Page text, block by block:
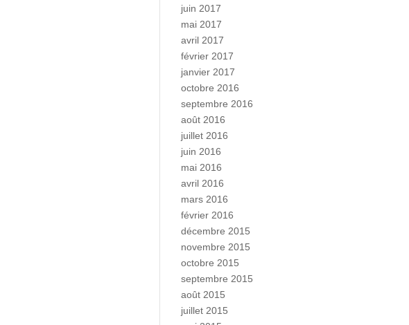
juin 2017
mai 2017
avril 2017
février 2017
janvier 2017
octobre 2016
septembre 2016
août 2016
juillet 2016
juin 2016
mai 2016
avril 2016
mars 2016
février 2016
décembre 2015
novembre 2015
octobre 2015
septembre 2015
août 2015
juillet 2015